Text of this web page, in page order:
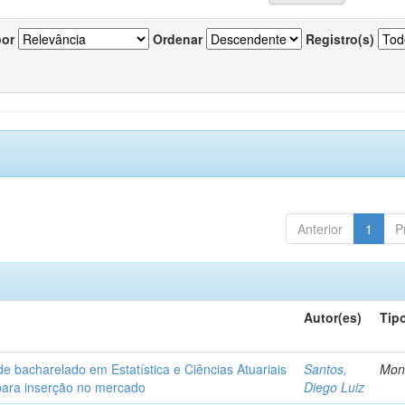
Ordenar Registro(s)
Anterior 1
Autor(es)
bacharelado em Estatística e Ciências Atuariais
inserção no mercado
Santos,
Diego Luiz